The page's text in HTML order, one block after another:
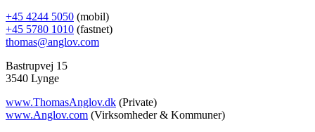
+45 4244 5050 (mobil)
+45 5780 1010 (fastnet)
thomas@anglov.com
Bastrupvej 15
3540 Lynge
www.ThomasAnglov.dk (Private)
www.Anglov.com (Virksomheder & Kommuner)